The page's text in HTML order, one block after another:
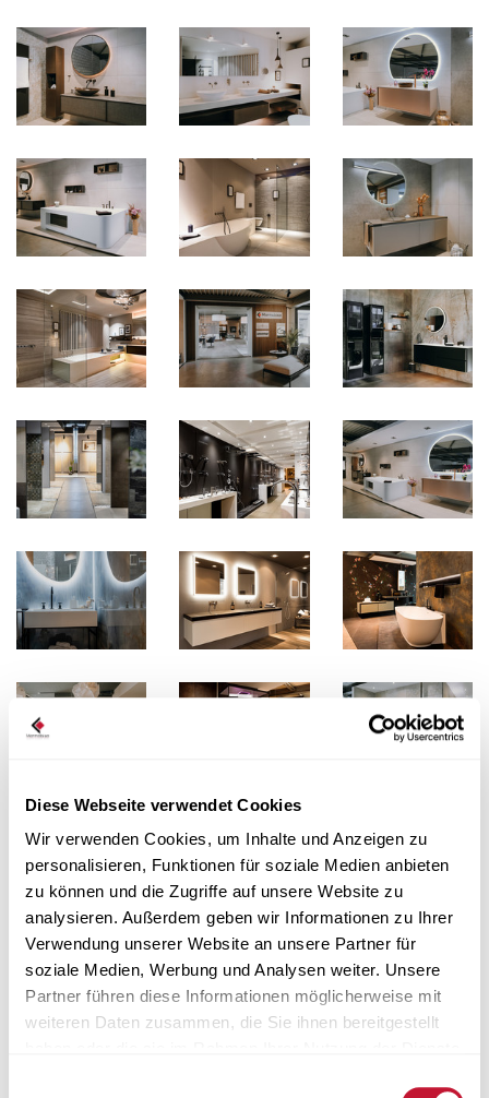
Diese Webseite verwendet Cookies
Wir verwenden Cookies, um Inhalte und Anzeigen zu
personalisieren, Funktionen für soziale Medien anbieten
zu können und die Zugriffe auf unsere Website zu
analysieren. Außerdem geben wir Informationen zu Ihrer
Verwendung unserer Website an unsere Partner für
soziale Medien, Werbung und Analysen weiter. Unsere
Partner führen diese Informationen möglicherweise mit
weiteren Daten zusammen, die Sie ihnen bereitgestellt